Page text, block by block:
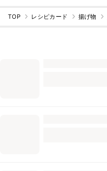
TOP レシピカード 揚げ物